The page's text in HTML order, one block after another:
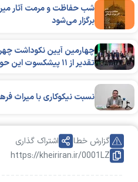
شب حفاظت و مرمت آثار
برگزار می‌شود
چهارمین آیین نکوداشت
تقدیر از ۱۱ پیشکسوت این حوزه برگزار شد
نسبت نیکوکاری با میراث
https://kheiriran.ir/0001LZ
گزارش خطا اشتراک گذاری